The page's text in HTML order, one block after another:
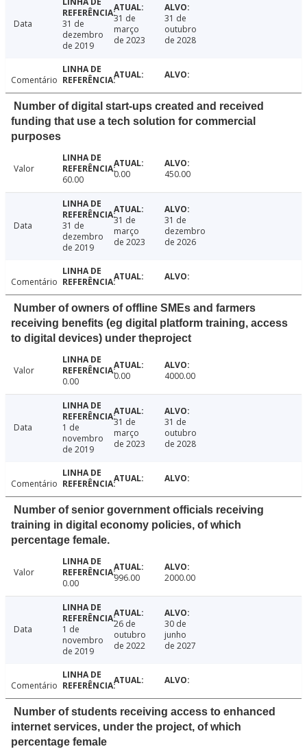
Data
31 de
dezembro
de 2019
31 de
março
de 2023
31 de
outubro
de 2028
Comentário
Number of digital start-ups created and received
funding that use a tech solution for commercial
purposes
Valor
60.00
0.00 450.00
Data
31 de
dezembro
de 2019
31 de
março
de 2023
31 de
dezembro
de 2026
Comentário
Number of owners of offline SMEs and farmers
receiving benefits (eg digital platform training, access
to digital devices) under theproject
Valor
0.00
0.00 4000.00
Data
1 de
novembro
de 2019
31 de
março
de 2023
31 de
outubro
de 2028
Comentário
Number of senior government officials receiving
training in digital economy policies, of which
percentage female.
Valor
0.00
996.00 2000.00
Data
1 de
novembro
de 2019
26 de
outubro
de 2022
30 de
junho
de 2027
Comentário
Number of students receiving access to enhanced
internet services, under the project, of which
percentage female